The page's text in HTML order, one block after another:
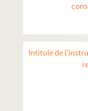
Intitulé de
8-MS-2860.
8-MS-2863.